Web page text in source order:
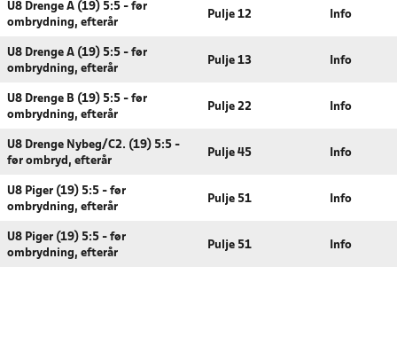
U8 Drenge A (19) 5:5 - før
ombrydning, efterår
Pulje 12 Info
U8 Drenge A (19) 5:5 - før
ombrydning, efterår
Pulje 13 Info
U8 Drenge B (19) 5:5 - før
ombrydning, efterår
Pulje 22 Info
U8 Drenge Nybeg/C2. (19) 5:5 -
før ombryd, efterår
Pulje 45 Info
U8 Piger (19) 5:5 - før
ombrydning, efterår
Pulje 51 Info
U8 Piger (19) 5:5 - før
ombrydning, efterår
Pulje 51 Info